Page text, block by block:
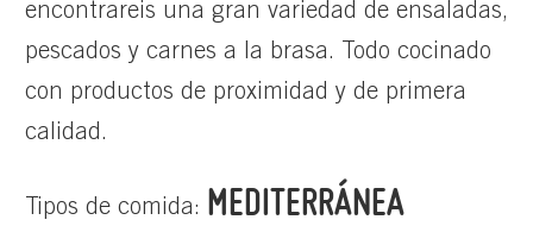
encontrareis una gran variedad de ensaladas,
pescados y carnes a la brasa. Todo cocinado
con productos de proximidad y de primera
calidad.
Tipos de comida: MEDITERRÁNEA